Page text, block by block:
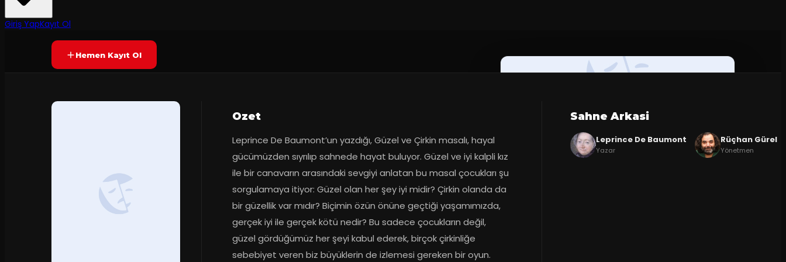
Giriş YapKayıt OlYAKINDA
Hemen Kayıt Ol
Ozet
Leprince De Baumont’un yazdığı, Güzel ve Çirkin masalı, hayal
gücümüzden sıyrılıp sahnede hayat buluyor. Güzel ve iyi kalpli kız
ile bir canavarın arasındaki sevgiyi anlatan bu masal çocukları şu
sorgulamaya itiyor: Güzel olan her şey iyi midir? Çirkin olanda da
bir güzellik var mıdır? Biçimin özün önüne geçtiği yaşamımızda,
gerçek iyi ile gerçek kötü nedir? Bu sadece çocukların değil,
güzel gördüğümüz her şeyi kabul ederek, birçok çirkinliğe
sebebiyet veren biz büyüklerin de izlemesi gereken bir oyun.
Sahne Arkasi
Leprince De Baumont
Yazar
Rüçhan Gürel
Yönetmen